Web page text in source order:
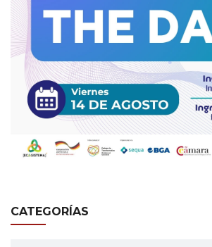
CATEGORÍAS